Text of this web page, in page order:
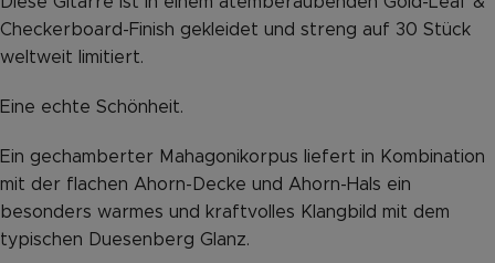
Checkerboard-Finish gekleidet und streng auf 30 Stück
weltweit limitiert.
Eine echte Schönheit.
Ein gechamberter Mahagonikorpus liefert in Kombination
mit der flachen Ahorn-Decke und Ahorn-Hals ein
besonders warmes und kraftvolles Klangbild mit dem
typischen Duesenberg Glanz.